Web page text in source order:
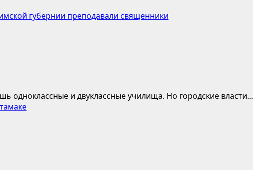
губернии преподавали священники
одноклассные и двуклассные училища. Но городские власти...